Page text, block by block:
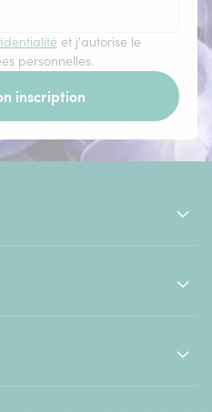
et j'autorise le
personnelles.
inscription